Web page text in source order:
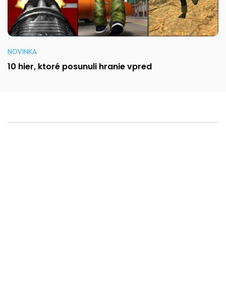
NOVINKA
10 hier, ktoré posunuli hranie vpred